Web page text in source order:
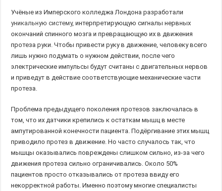
Учёные из Имперского колледжа Лондона разработали
уникальную систему, интерпретирующую сигналы нервных
окончаний спинного мозга и превращающую их в движения
протеза руки. Чтобы привести руку в движение, человеку всего
лишь нужно подумать о нужном действии, после чего
электрические импульсы будут считаны с двигательных нервов
и приведут в действие соответствующие механические части
протеза.
Проблема предыдущего поколения протезов заключалась в
том, что их датчики крепились к остаткам мышц в месте
ампутированной конечности пациента. Подёргивание этих мышц
приводило протез в движение. Но часто случалось так, что
мышцы оказывались повреждены слишком сильно, из-за чего
движения протеза сильно ограничивались. Около 50%
пациентов просто отказывались от протеза ввиду его
некорректной работы. Именно поэтому многие специалисты